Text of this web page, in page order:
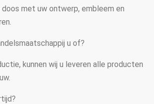
doos met uw ontwerp, embleem en
u of?
kunnen wij u leveren alle producten